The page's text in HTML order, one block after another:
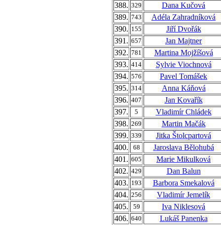
388. 329
Dana Kučová
389. 743
Adéla Zahradníková
390. 155
Jiří Dvořák
391. 657
Jan Majtner
392. 781
Martina Mojžíšová
393. 414
Sylvie Viochnová
394. 576
Pavel Tomášek
395. 314
Anna Káňová
396. 407
Jan Kovařík
397.
5
Vladimír Chládek
398. 269
Martin Mačák
399. 339
Jitka Štolcpartová
400.
68
Jaroslava Bělohubá
401. 605
Marie Mikulková
402. 429
Dan Balun
403. 193
Barbora Smekalová
404. 256
Vladimír Jemelík
405.
59
Iva Niklesová
406. 640
Lukáš Panenka